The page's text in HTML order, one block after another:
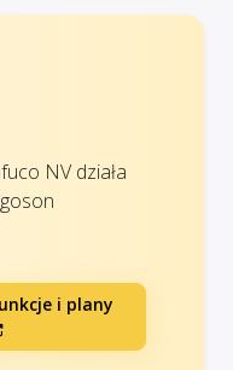
NV działa
i plany